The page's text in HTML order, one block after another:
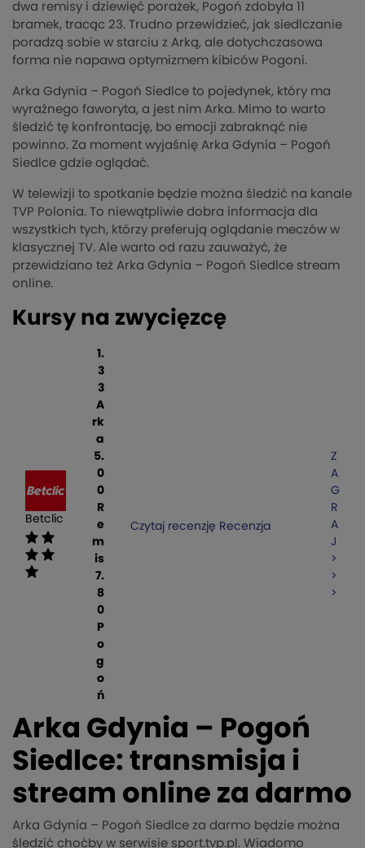
dwa remisy i dziewięć porażek, Pogoń zdobyła 11
bramek, tracąc 23. Trudno przewidzieć, jak siedlczanie
poradzą sobie w starciu z Arką, ale dotychczasowa
forma nie napawa optymizmem kibiców Pogoni.
Arka Gdynia – Pogoń Siedlce to pojedynek, który ma
wyraźnego faworyta, a jest nim Arka. Mimo to warto
śledzić tę konfrontację, bo emocji zabraknąć nie
powinno. Za moment wyjaśnię Arka Gdynia – Pogoń
Siedlce gdzie oglądać.
W telewizji to spotkanie będzie można śledzić na kanale
TVP Polonia. To niewątpliwie dobra informacja dla
wszystkich tych, którzy preferują oglądanie meczów w
klasycznej TV. Ale warto od razu zauważyć, że
przewidziano też Arka Gdynia – Pogoń Siedlce stream
online.
Kursy na zwycięzcę
Betclic
1.
3
3
A
rk
a
5.
0
0
R
e
m
is
7.
8
0
P
o
g
o
ń
Czytaj recenzję Recenzja
Z
A
G
R
A
J
>
>
>
Arka Gdynia – Pogoń
Siedlce: transmisja i
stream online za darmo
Arka Gdynia – Pogoń Siedlce za darmo będzie można
śledzić choćby w serwisie sport.tvp.pl. Wiadomo